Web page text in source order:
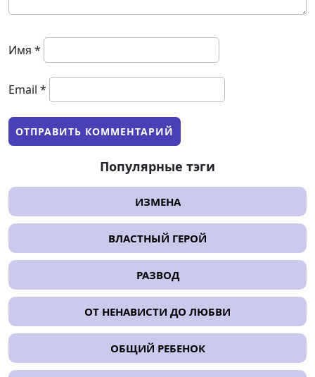
Имя *
Email *
Популярные тэги
ИЗМЕНА
ВЛАСТНЫЙ ГЕРОЙ
РАЗВОД
ОТ НЕНАВИСТИ ДО ЛЮБВИ
ОБЩИЙ РЕБЕНОК